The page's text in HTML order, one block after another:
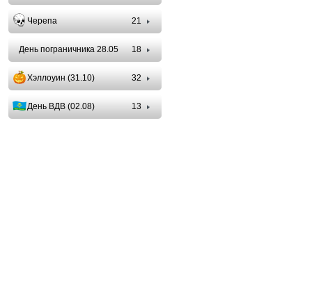
Черепа 21
День пограничника 28.05 18
Хэллоуин (31.10) 32
День ВДВ (02.08) 13